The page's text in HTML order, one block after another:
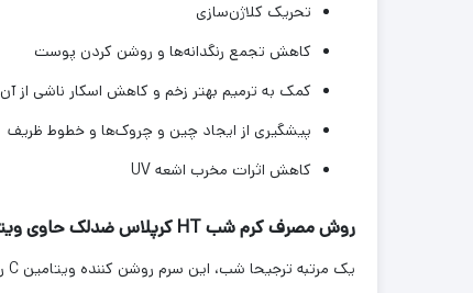
تحریک کلاژن‌سازی
کاهش تجمع رنگدانه‌ها و روشن کردن پوست
کمک به ترمیم بهتر زخم و کاهش اسکار ناشی از آن
پیشگیری از ایجاد چین و چروک‌ها و خطوط ظریف
کاهش اثرات مخرب اشعه UV
روش مصرف کرم شب HT کرپلاس ضدلک حاوی ویتامین C و رتینول :
یک مرتبه ترجیحا شب، این سرم روشن کننده ویتامین C را بر روی لک‌ها مالیده، به صورت ضربه ای آرام بر روی پوست پخش کنید تا جذب شود. در طول روز نیز حتما از ضد آفتاب استفاده کنید.